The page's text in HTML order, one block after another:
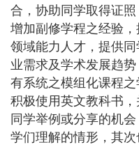
合，协助同学取得证照
增加副修学程之经验
领域能力人才，提供
业需求及学术发展趋
有系统之模组化课程之
积极使用英文教科书
同学举例或分享的机会
学们理解的情形， 其次